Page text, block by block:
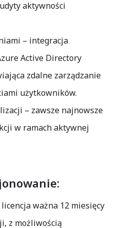
aktywności
– integracja
Active Directory
zdalne zarządzanie
użytkowników.
– zawsze najnowsze
w ramach aktywnej
ważna 12 miesięcy
z możliwością